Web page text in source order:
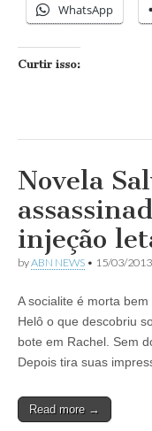
WhatsApp
Curtir isso:
Novela
injeção
byABN NEWS • 15/03/2013
A socialite é morta
Helô o que descobriu
bote em Rachel. Sem
Depois tira suas
Read more →